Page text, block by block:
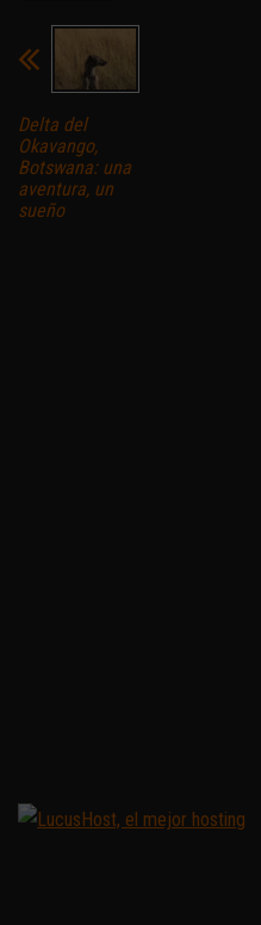
Delta del
Okavango,
Botswana: una
aventura, un
sueño